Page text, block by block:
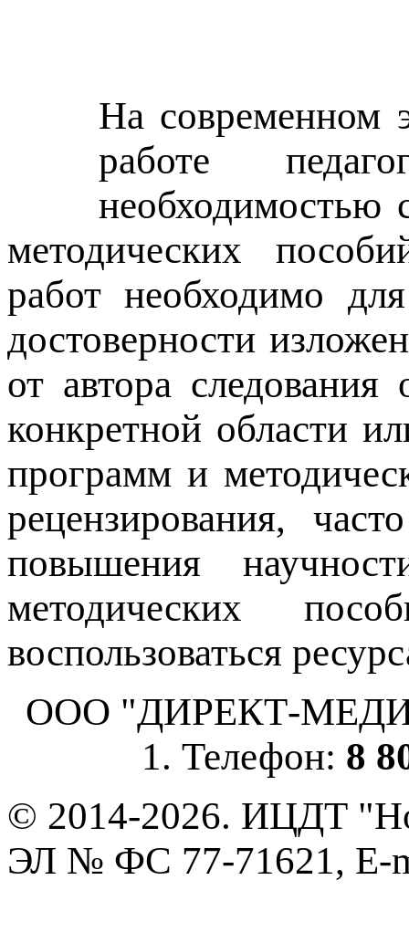
На современном
работе
необходимостью
методических
работ необходимо
достоверности
от автора
конкретной области
программ и
рецензирования,
повышения
методических
воспользоваться
ООО "ДИРЕКТ-
1. Телефон: 8
© 2014-2026. ИЦДТ
ЭЛ № ФС 77-71621, E-